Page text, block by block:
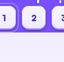
1 2